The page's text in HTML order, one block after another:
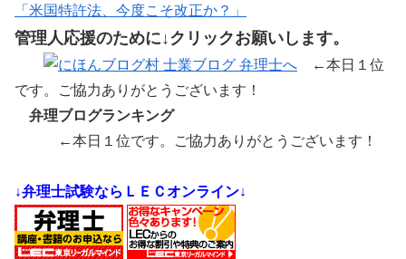
「 米国特許法、今度こそ改正か？ 」
管理人応援のために↓クリックお願いします。
←本日１位
です。ご協力ありがとうございます！
弁理ブログランキング
←本日１位です。ご協力ありがとうございます！
↓弁理士試験ならＬＥＣオンライン↓